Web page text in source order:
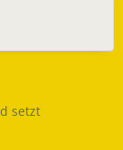
setzt